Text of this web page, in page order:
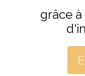
grâce